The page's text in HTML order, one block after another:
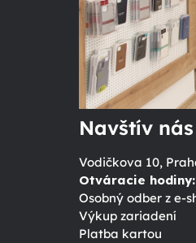
Navštív
Vodičkova 10,
Otváracie hodiny:
Osobný odber z e-
Výkup zariadení
Platba kartou